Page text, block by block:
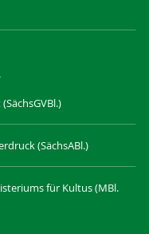
(SächsABl.)
für Kultus (MBl.